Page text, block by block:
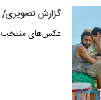
گزارش تصویری/
عکس‌های منتخب ۱۶ شهریور ۱۴۰۴ را اینجا